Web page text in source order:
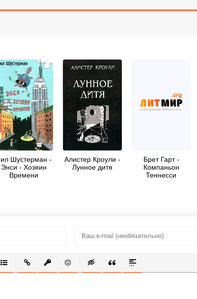
Шустерман -
Энси - Хозяин
Времени
Алистер Кроули -
Лунное дитя
Брет Гарт -
Компаньон
Теннесси
СПИСОКСПИСОК
ВСТАВИТЬ ССЫЛКУ
ВСТАВИТЬ ЗАЩИЩЕННУЮ ССЫЛКУ
ВСТАВИТЬ СМАЙЛИК
ВСТАВКА СКРЫТОГО ТЕКСТА
ВСТАВКА ЦИТАТЫ
ВСТАВКА СПОЙЛЕРА